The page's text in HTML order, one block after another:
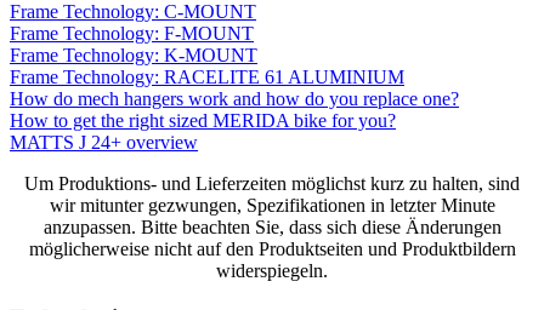
Frame Technology: C-MOUNT
Frame Technology: F-MOUNT
Frame Technology: K-MOUNT
Frame Technology: RACELITE 61 ALUMINIUM
How do mech hangers work and how do you replace one?
How to get the right sized MERIDA bike for you?
MATTS J 24+ overview
Um Produktions- und Lieferzeiten möglichst kurz zu halten, sind
wir mitunter gezwungen, Spezifikationen in letzter Minute
anzupassen. Bitte beachten Sie, dass sich diese Änderungen
möglicherweise nicht auf den Produktseiten und Produktbildern
widerspiegeln.